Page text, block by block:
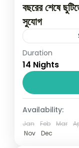
বছরের শেষে
সুযোগ
বছরের শেষ সময়ে
ওমরাহ্‌ প্যাকেজের
হজ্জ ও ওমরাহ
01 Person
Duration
14 Nights
Availability:
Jan Feb Mar
Nov
Dec